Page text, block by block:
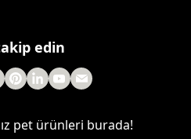
edin
pet ürünleri burada!